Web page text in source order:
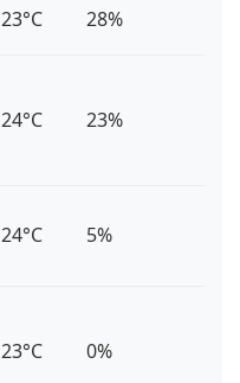
23°C 28%
24°C 23%
24°C 5%
23°C 0%